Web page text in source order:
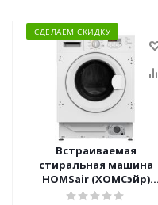
СДЕЛАЕМ СКИДКУ
Встраиваемая
стиральная машина
HOMSair (ХОМСэйр)
WMB1486WH